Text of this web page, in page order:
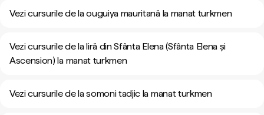
Vezi cursurile de la ouguiya mauritană la manat turkmen
Vezi cursurile de la liră din Sfânta Elena (Sfânta Elena și
Ascension) la manat turkmen
Vezi cursurile de la somoni tadjic la manat turkmen